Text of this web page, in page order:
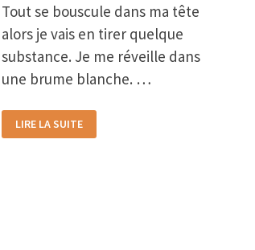
Tout se bouscule dans ma tête
alors je vais en tirer quelque
substance. Je me réveille dans
une brume blanche. …
DÉBUT
D’UN
LIRE LA SUITE